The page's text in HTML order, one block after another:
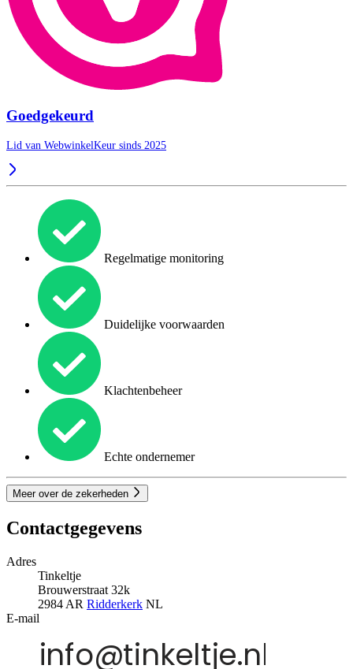
Goedgekeurd
Lid van WebwinkelKeur sinds 2025
Regelmatige monitoring
Duidelijke voorwaarden
Klachtenbeheer
Echte ondernemer
Meer over de zekerheden
Contactgegevens
Adres
Tinkeltje
Brouwerstraat 32k
2984 AR Ridderkerk NL
E-mail